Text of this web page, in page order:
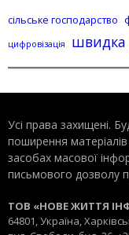
сільське господарство
цифровізація швидка
Усі права захищені.
поширення
засобах масової
письмового дозволу
ТОВ «НОВЕ ЖИТТЯ
64801, Україна,